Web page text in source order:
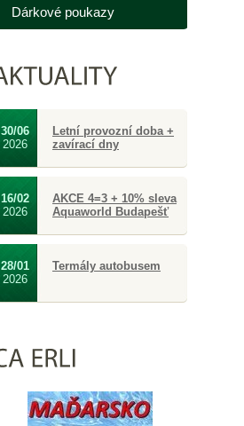
Dárkové poukazy
30/06
2026
Letní provozní doba +
zavírací dny
16/02
2026
AKCE 4=3 + 10% sleva
Aquaworld Budapešť
28/01
2026
Termály autobusem